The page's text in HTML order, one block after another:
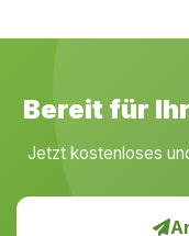
Bereit für
Jetzt kostenloses